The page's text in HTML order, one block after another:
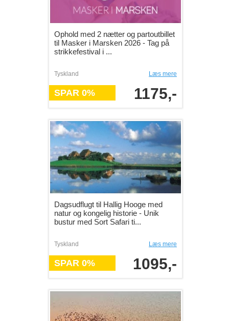
Ophold med 2 nætter og partoutbillet
til Masker i Marsken 2026 - Tag på
strikkefestival i ...
Tyskland Læs mere
SPAR 0% 1175,-
Dagsudflugt til Hallig Hooge med
natur og kongelig historie - Unik
bustur med Sort Safari ti...
Tyskland Læs mere
SPAR 0% 1095,-